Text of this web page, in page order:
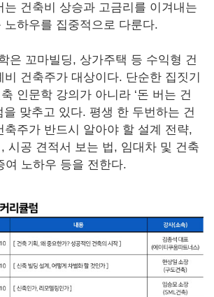
는 건축비 상승과 고금리를 이겨내는
노하우를 집중적으로 다룬다.
은 꼬마빌딩, 상가주택 등 수익형 건
비 건축주가 대상이다. 단순한 집짓기
인문학 강의가 아니라 ‘돈 버는 건
을 맞추고 있다. 평생 한 두번하는 건
축주가 반드시 알아야 할 설계 전략,
시공 견적서 보는 법, 임대차 및 건축
여 노하우 등을 전한다.